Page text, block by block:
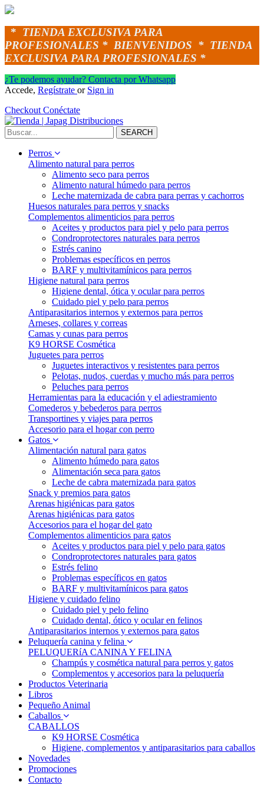
* TIENDA EXCLUSIVA PARA
PROFESIONALES * BIENVENIDOS * TIENDA
EXCLUSIVA PARA PROFESIONALES *
¿Te podemos ayudar? Contacta por Whatsapp
Accede, Regístrate or Sign in
Checkout Conéctate
SEARCH
Perros
Alimento natural para perros
Alimento seco para perros
Alimento natural húmedo para perros
Leche maternizada de cabra para perras y cachorros
Huesos naturales para perros y snacks
Complementos alimenticios para perros
Aceites y productos para piel y pelo para perros
Condroprotectores naturales para perros
Estrés canino
Problemas específicos en perros
BARF y multivitamínicos para perros
Higiene natural para perros
Higiene dental, ótica y ocular para perros
Cuidado piel y pelo para perros
Antiparasitarios internos y externos para perros
Arneses, collares y correas
Camas y cunas para perros
K9 HORSE Cosmética
Juguetes para perros
Juguetes interactivos y resistentes para perros
Pelotas, nudos, cuerdas y mucho más para perros
Peluches para perros
Herramientas para la educación y el adiestramiento
Comederos y bebederos para perros
Transportines y viajes para perros
Accesorio para el hogar con perro
Gatos
Alimentación natural para gatos
Alimento húmedo para gatos
Alimentación seca para gatos
Leche de cabra maternizada para gatos
Snack y premios para gatos
Arenas higiénicas para gatos
Arenas higiénicas para gatos
Accesorios para el hogar del gato
Complementos alimenticios para gatos
Aceites y productos para piel y pelo para gatos
Condroprotectores naturales para gatos
Estrés felino
Problemas específicos en gatos
BARF y multivitamínicos para gatos
Higiene y cuidado felino
Cuidado piel y pelo felino
Cuidado dental, ótico y ocular en felinos
Antiparasitarios internos y externos para gatos
Peluquería canina y felina
PELUQUERíA CANINA Y FELINA
Champús y cosmética natural para perros y gatos
Complementos y accesorios para la peluquería
Productos Veterinaria
Libros
Pequeño Animal
Caballos
CABALLOS
K9 HORSE Cosmética
Higiene, complementos y antiparasitarios para caballos
Novedades
Promociones
Contacto